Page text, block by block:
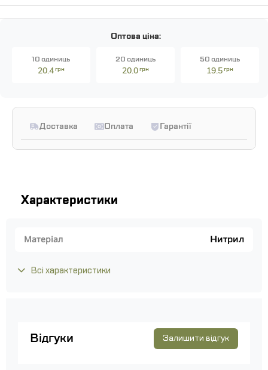
Оптова ціна:
10 одиниць
20.4грн
20 одиниць
20.0грн
50 одиниць
19.5грн
Доставка Оплата Гарантії
Характеристики
Матеріал Нитрил
Всі характеристики
Відгуки Залишити відгук